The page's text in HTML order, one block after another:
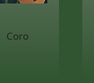
Coro